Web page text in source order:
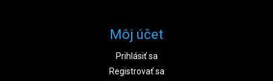
Môj účet
Prihlásiť sa
Registrovať sa